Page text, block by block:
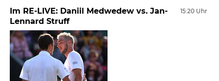
15:20 Uhr
Im RE-LIVE: Daniil Medwedew vs. Jan-
Lennard Struff